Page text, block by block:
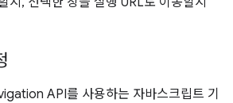
API를 사용하는 자바스크립트 기